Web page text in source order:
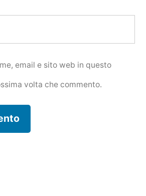
email e sito web in questo
volta che commento.